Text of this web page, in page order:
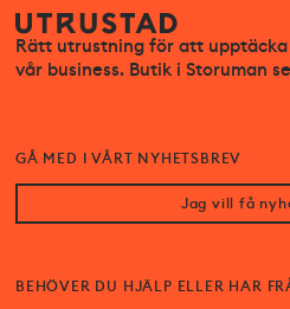
Rätt utrustning för att
vår business. Butik i Storuman
BEHÖVER DU HJÄLP ELLER HAR
GÅ MED I VÅRT NYHETSBREV
Jag vill få